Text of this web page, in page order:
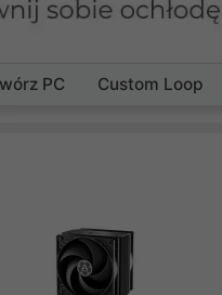
PC Custom Loop